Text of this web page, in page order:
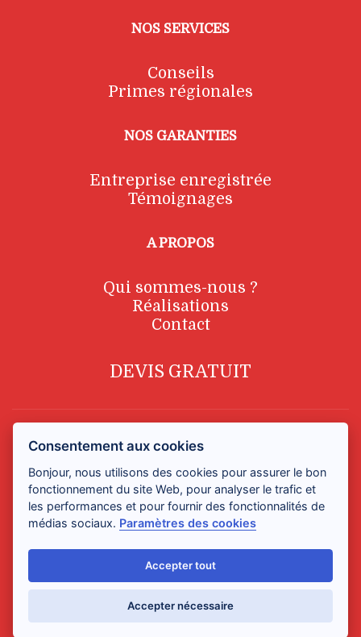
NOS SERVICES
Conseils
Primes régionales
NOS GARANTIES
Entreprise enregistrée
Témoignages
A PROPOS
Qui sommes-nous ?
Réalisations
Contact
DEVIS GRATUIT
Youka-Façade : Le spécialiste de la rénovation de façade à
Bruxelles et en Belgique ©-2021.Développement web,
Maintenance & SupportparGadiros Consulting
Consentement aux cookies
Bonjour, nous utilisons des cookies pour assurer le bon
fonctionnement du site Web, pour analyser le trafic et
les performances et pour fournir des fonctionnalités de
médias sociaux. Paramètres des cookies
Accepter tout
Accepter nécessaire